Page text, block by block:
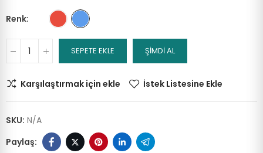
Renk
SEPETE EKLE ŞİMDİ AL
Karşılaştırmak için ekle İstek Listesine Ekle
SKU: N/A